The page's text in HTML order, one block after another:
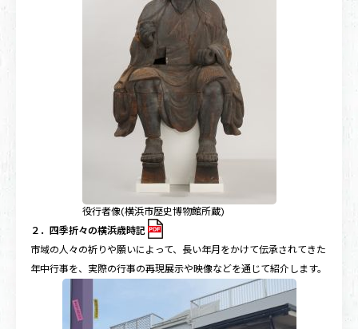
役行者像(横浜市歴史博物館所蔵)
２．四季折々の横浜歳時記
市域の人々の祈りや願いによって、長い年月をかけて伝承されてきた
年中行事を、実際の行事の再現展示や映像などを通じて紹介します。